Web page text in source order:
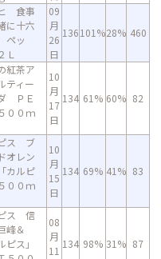
食事
に十六
ペッ
09
月
26
日
136101%28% 460
紅茶ア
ティー
ＰＥ
００ｍ
10
月
17
日
134 61% 60% 82
ス ブ
オレン
カルピ
００ｍ
10
月
15
日
134 69% 41% 83
ス 信
峰＆
ピス」
08
月
11
134 98% 31% 87